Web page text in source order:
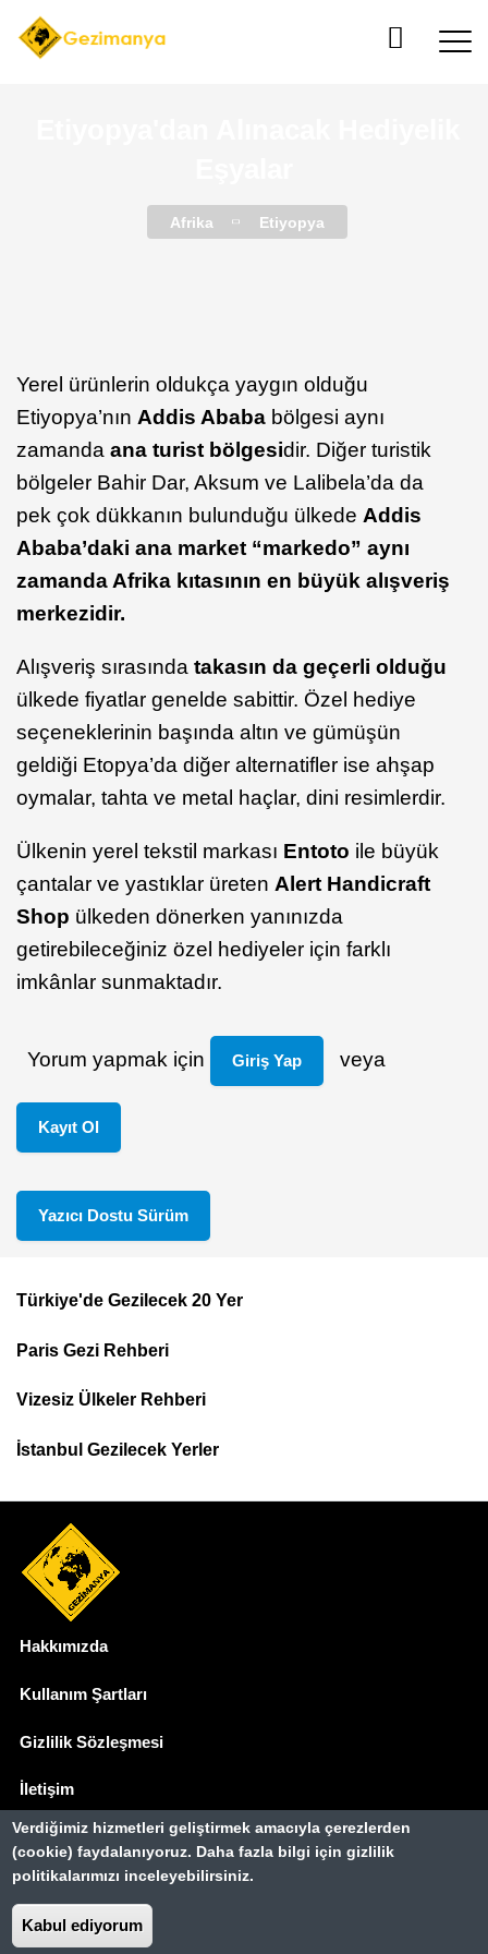
Afrika Etiyopya
Yerel ürünlerin oldukça yaygın olduğu
Etiyopya’nın Addis Ababa bölgesi aynı
zamanda ana turist bölgesidir. Diğer turistik
bölgeler Bahir Dar, Aksum ve Lalibela’da da
pek çok dükkanın bulunduğu ülkede Addis
Ababa’daki ana market “markedo” aynı
zamanda Afrika kıtasının en büyük alışveriş
merkezidir.
Alışveriş sırasında takasın da geçerli olduğu
ülkede fiyatlar genelde sabittir. Özel hediye
seçeneklerinin başında altın ve gümüşün
geldiği Etopya’da diğer alternatifler ise ahşap
oymalar, tahta ve metal haçlar, dini resimlerdir.
Ülkenin yerel tekstil markası Entoto ile büyük
çantalar ve yastıklar üreten Alert Handicraft
Shop ülkeden dönerken yanınızda
getirebileceğiniz özel hediyeler için farklı
imkânlar sunmaktadır.
Yorum yapmak için Giriş Yap veya
Kayıt Ol
Yazıcı Dostu Sürüm
Footer
Top
Menu
Türkiye'de Gezilecek 20 Yer
Paris Gezi Rehberi
Vizesiz Ülkeler Rehberi
İstanbul Gezilecek Yerler
Hakkımızda
Kullanım Şartları
Gizlilik Sözleşmesi
İletişim
Basında Biz
Gezimanya Turizm, TÜRSAB'a kayıtlı bir
Verdiğimiz hizmetleri geliştirmek amacıyla çerezlerden
(cookie) faydalanıyoruz. Daha fazla bilgi için gizlilik
politikalarımızı inceleyebilirsiniz.
Kabul ediyorum